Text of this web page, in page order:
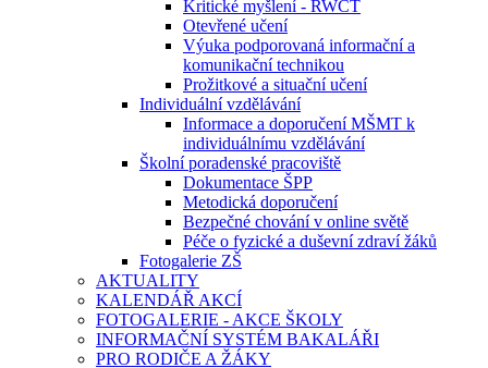
Kritické myšlení - RWCT
Otevřené učení
Výuka podporovaná informační a
komunikační technikou
Prožitkové a situační učení
Individuální vzdělávání
Informace a doporučení MŠMT k
individuálnímu vzdělávání
Školní poradenské pracoviště
Dokumentace ŠPP
Metodická doporučení
Bezpečné chování v online světě
Péče o fyzické a duševní zdraví žáků
Fotogalerie ZŠ
AKTUALITY
KALENDÁŘ AKCÍ
FOTOGALERIE - AKCE ŠKOLY
INFORMAČNÍ SYSTÉM BAKALÁŘI
PRO RODIČE A ŽÁKY